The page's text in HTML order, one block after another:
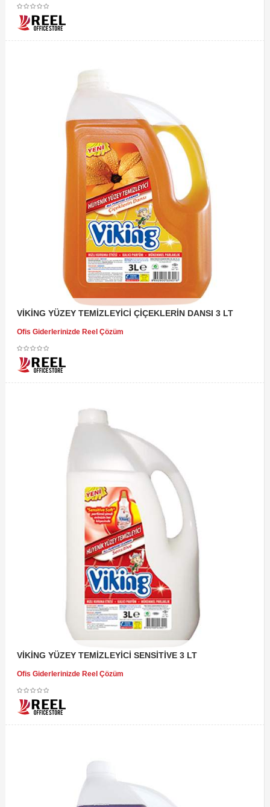
VİKİNG YÜZEY TEMİZLEYİCİ ÇİÇEKLERİN DANSI 3 LT
Ofis Giderlerinizde Reel Çözüm
VİKİNG YÜZEY TEMİZLEYİCİ SENSİTİVE 3 LT
Ofis Giderlerinizde Reel Çözüm